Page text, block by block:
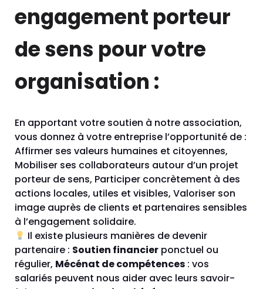
engagement porteur
de sens pour votre
organisation :
En apportant votre soutien à notre association,
vous donnez à votre entreprise l’opportunité de :
Affirmer ses valeurs humaines et citoyennes,
Mobiliser ses collaborateurs autour d’un projet
porteur de sens, Participer concrètement à des
actions locales, utiles et visibles, Valoriser son
image auprès de clients et partenaires sensibles
à l’engagement solidaire.
Il existe plusieurs manières de devenir
partenaire : Soutien financier ponctuel ou
régulier, Mécénat de compétences : vos
salariés peuvent nous aider avec leurs savoir-